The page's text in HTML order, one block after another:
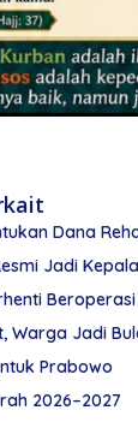
Dana
Jadi
Beroperasi
Warga Jadi
Prabowo
2026–2027